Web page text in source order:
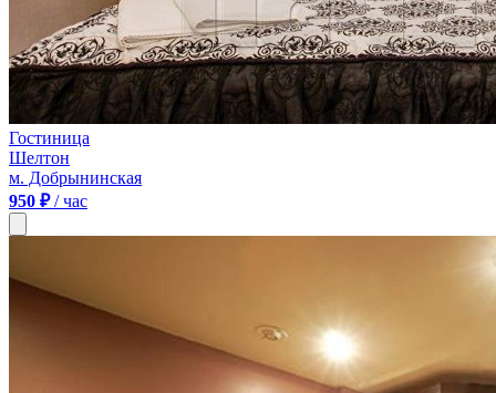
Гостиница
Шелтон
м. Добрынинская
950 ₽/ час